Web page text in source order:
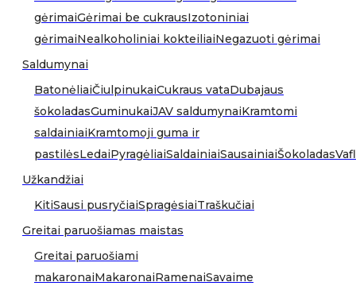
gėrimaiGėrimai be cukrausIzotoniniai
gėrimaiNealkoholiniai kokteiliaiNegazuoti gėrimai
Saldumynai
BatonėliaiČiulpinukaiCukraus vataDubajaus
šokoladasGuminukaiJAV saldumynaiKramtomi
saldainiaiKramtomoji guma ir
pastilėsLedaiPyragėliaiSaldainiaiSausainiaiŠokoladas
Užkandžiai
KitiSausi pusryčiaiSpragėsiaiTraškučiai
Greitai paruošiamas maistas
Greitai paruošiami
makaronaiMakaronaiRamenaiSavaime